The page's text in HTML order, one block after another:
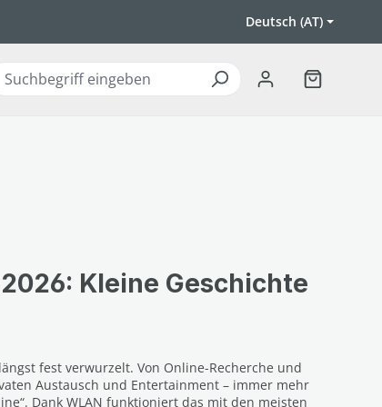
Deutsch (AT)
Kleine Geschichte
fest verwurzelt. Von Online-Recherche und
Austausch und Entertainment – immer mehr
Dank WLAN funktioniert das mit den meisten